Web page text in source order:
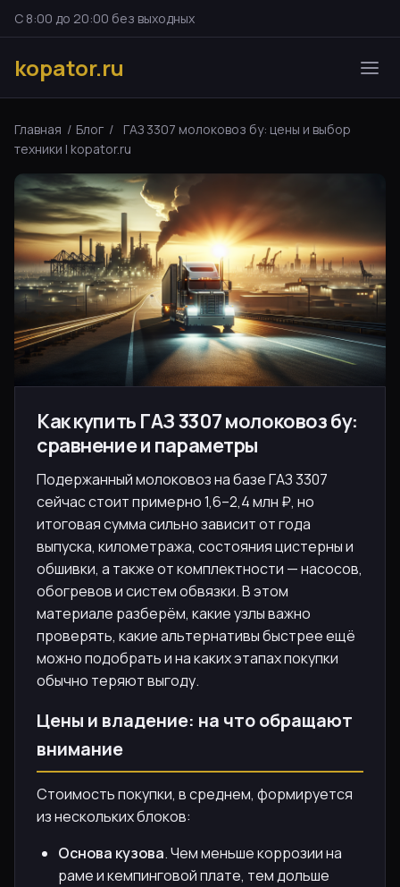
С 8:00 до 20:00 без выходных
kopator.ru
Главная / Блог /
ГАЗ 3307 молоковоз бу: цены и выбор
техники | kopator.ru
Как купить ГАЗ 3307 молоковоз бу:
сравнение и параметры
Подержанный молоковоз на базе ГАЗ 3307
сейчас стоит примерно 1,6–2,4 млн ₽, но
итоговая сумма сильно зависит от года
выпуска, километража, состояния цистерны и
обшивки, а также от комплектности — насосов,
обогревов и систем обвязки. В этом
материале разберём, какие узлы важно
проверять, какие альтернативы быстрее ещё
можно подобрать и на каких этапах покупки
обычно теряют выгоду.
Цены и владение: на что обращают
внимание
Стоимость покупки, в среднем, формируется
из нескольких блоков:
Основа кузова. Чем меньше коррозии на
раме и кемпинговой плате, тем дольше